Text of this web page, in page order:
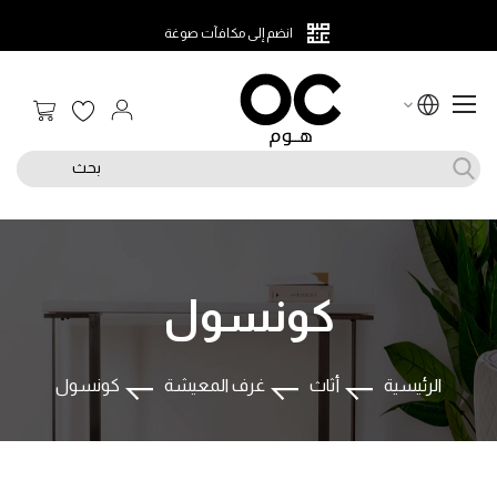
انضم إلى مكافآت صوغة
سلة
بحث
الرئيسية أثاث غرف المعيشة كونسول
كونسول